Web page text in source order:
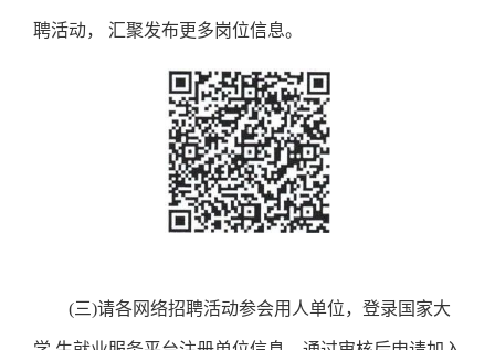
聘活动， 汇聚发布更多岗位信息。
(三)请各网络招聘活动参会用人单位，登录国家大